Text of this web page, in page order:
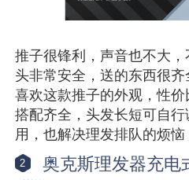
推子很锋利，声音也不大
头非常安全，送的东西很
喜欢这款推子的外观，性
搭配齐全，头发长短可自
用，也解决理发排队的烦恼
2 奥克斯理发器充电